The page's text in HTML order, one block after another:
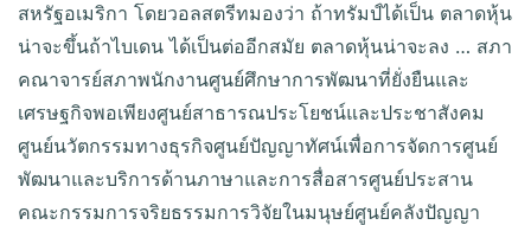
สหรัฐอเมริกา โดยวอลสตรีทมองว่า ถ้าทรัมป์ได้เป็น ตลาดหุ้น
น่าจะขึ้นถ้าไบเดน ได้เป็นต่ออีกสมัย ตลาดหุ้นน่าจะลง … สภา
คณาจารย์สภาพนักงานศูนย์ศึกษาการพัฒนาที่ยั่งยืนและ
เศรษฐกิจพอเพียงศูนย์สาธารณประโยชน์และประชาสังคม
ศูนย์นวัตกรรมทางธุรกิจศูนย์ปัญญาทัศน์เพื่อการจัดการศูนย์
พัฒนาและบริการด้านภาษาและการสื่อสารศูนย์ประสาน
คณะกรรมการจริยธรรมการวิจัยในมนุษย์ศูนย์คลังปัญญา